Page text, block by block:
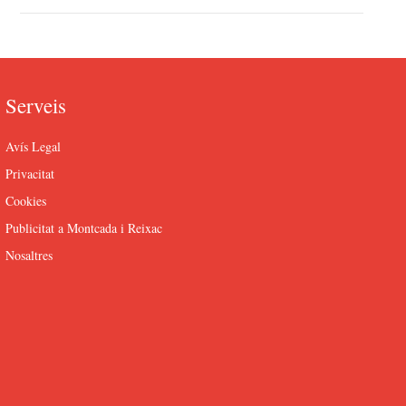
Serveis
Avís Legal
Privacitat
Cookies
Publicitat a Montcada i Reixac
Nosaltres